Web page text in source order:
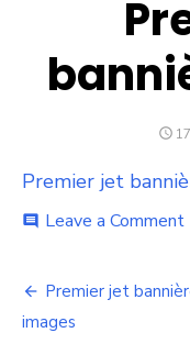
Premier jet
comment Leave a Commenton
Navigation
de
Premier jet
images